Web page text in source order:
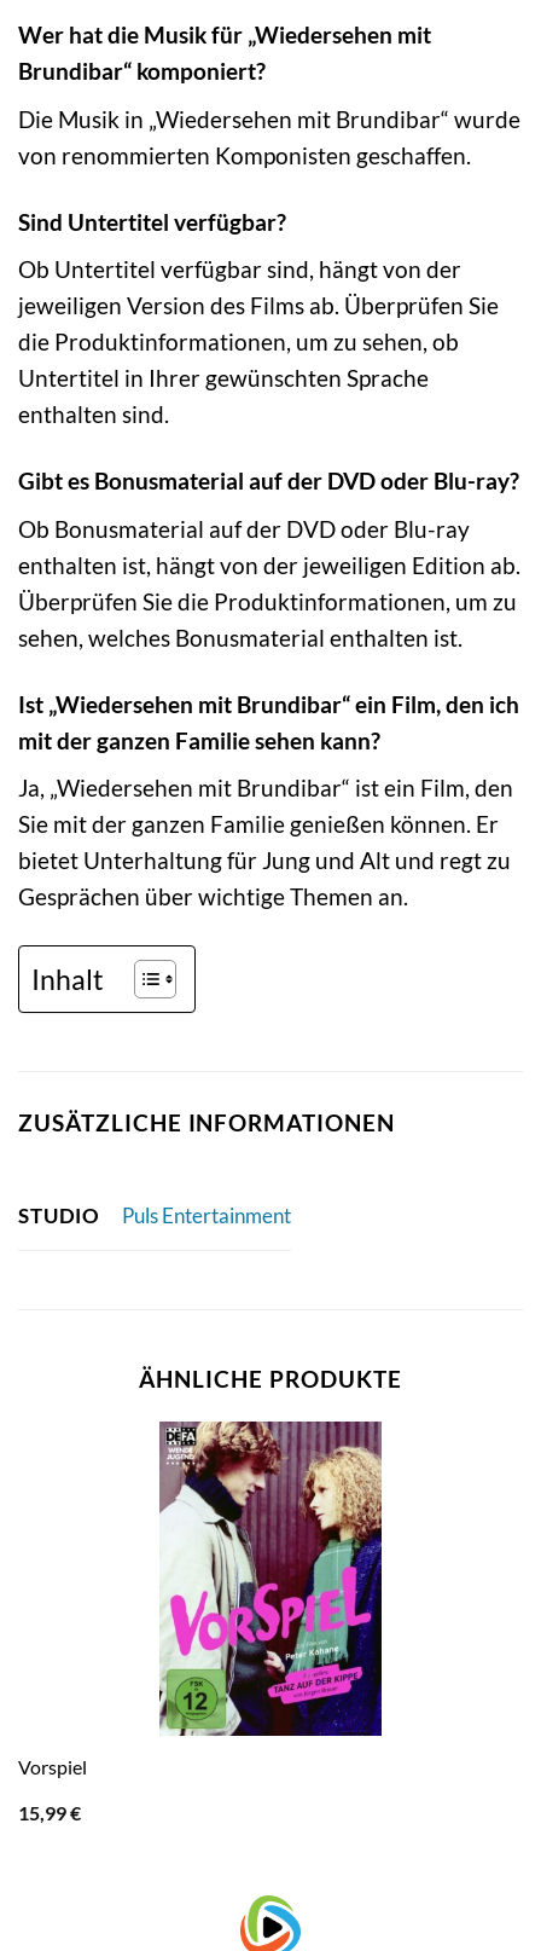
Wer hat die Musik für „Wiedersehen mit
Brundibar“ komponiert?
Die Musik in „Wiedersehen mit Brundibar“ wurde
von renommierten Komponisten geschaffen.
Sind Untertitel verfügbar?
Ob Untertitel verfügbar sind, hängt von der
jeweiligen Version des Films ab. Überprüfen Sie
die Produktinformationen, um zu sehen, ob
Untertitel in Ihrer gewünschten Sprache
enthalten sind.
Gibt es Bonusmaterial auf der DVD oder Blu-ray?
Ob Bonusmaterial auf der DVD oder Blu-ray
enthalten ist, hängt von der jeweiligen Edition ab.
Überprüfen Sie die Produktinformationen, um zu
sehen, welches Bonusmaterial enthalten ist.
Ist „Wiedersehen mit Brundibar“ ein Film, den ich
mit der ganzen Familie sehen kann?
Ja, „Wiedersehen mit Brundibar“ ist ein Film, den
Sie mit der ganzen Familie genießen können. Er
bietet Unterhaltung für Jung und Alt und regt zu
Gesprächen über wichtige Themen an.
Inhalt
ZUSÄTZLICHE INFORMATIONEN
STUDIO Puls Entertainment
ÄHNLICHE PRODUKTE
Vorspiel
15,99€